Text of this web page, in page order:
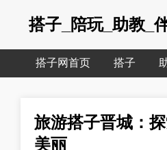
搭子_陪玩_助教_
搭子网首页 搭子
旅游搭子晋城：
美丽